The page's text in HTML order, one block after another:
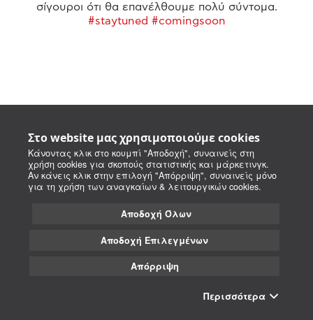
Στο website μας χρησιμοποιούμε cookies
Κάνοντας κλικ στο κουμπί "Αποδοχή", συναινείς στη
χρήση cookies για σκοπούς στατιστικής και μάρκετινγκ.
Αν κάνεις κλικ στην επιλογή "Απόρριψη", συναινείς μόνο
για τη χρήση των αναγκαίων & λειτουργικών cookies.
Αποδοχή Όλων
Αποδοχή Επιλεγμένων
Απόρριψη
Περισσότερα
σίγουροι ότι θα επανέλθουμε πολύ σύντομα.
#staytuned #comingsoon